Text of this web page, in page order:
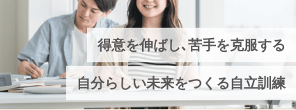
得意を伸ばし､苦手を克服する
自分らしい未来をつくる自立訓練